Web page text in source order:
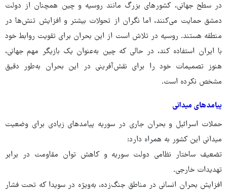
در سطح جهانی، کشورهای بزرگ مانند روسیه و چین همچنان از دولت
دمشق حمایت می‌کنند، اما نگران از تحولات بیشتر و افزایش تنش‌ها در
منطقه هستند. روسیه در تلاش است از این بحران برای تقویت روابط خود
با ایران استفاده کند، در حالی که چین به‌عنوان یک بازیگر مهم جهانی،
هنوز تصمیمات خود را برای نقش‌آفرینی در این بحران به‌طور دقیق
مشخص نکرده است.
پیامدهای میدانی
حملات اسرائیل و بحران جاری در سوریه پیامدهای زیادی برای وضعیت
میدانی این کشور به همراه دارد:
تضعیف ساختار نظامی دولت سوریه و کاهش توان مقاومت در برابر
تهدیدات خارجی.
افزایش بحران انسانی در مناطق جنگ‌زده، به‌ویژه در سویدا که تحت فشار